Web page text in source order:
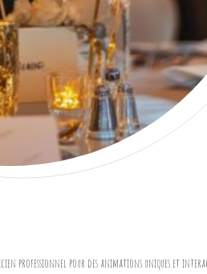
? »
professionnel pour des animations uniques et